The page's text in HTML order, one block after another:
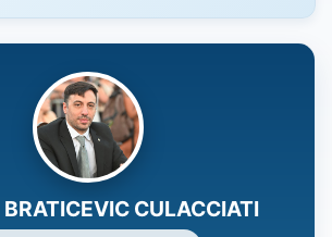
CULACCIATI